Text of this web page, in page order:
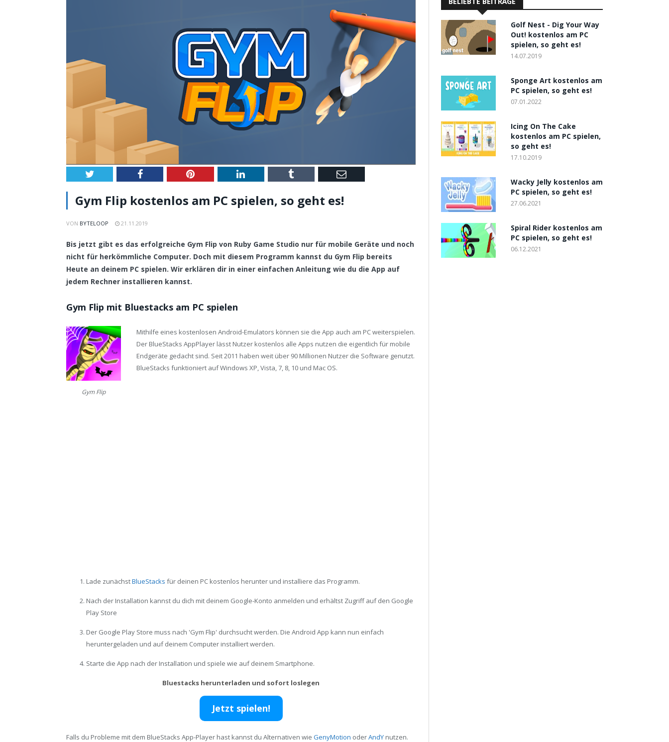
Twitter Facebook Pinterest LinkedIn Tumblr Email
Gym Flip kostenlos am PC spielen, so geht es!
VON BYTELOOP 21.11.2019
Bis jetzt gibt es das erfolgreiche Gym Flip von Ruby Game Studio nur für mobile Geräte und noch
nicht für herkömmliche Computer. Doch mit diesem Programm kannst du Gym Flip bereits
Heute an deinem PC spielen. Wir erklären dir in einer einfachen Anleitung wie du die App auf
jedem Rechner installieren kannst.
Gym Flip mit Bluestacks am PC spielen
Gym Flip
Mithilfe eines kostenlosen Android-Emulators können sie die App auch am PC weiterspielen.
Der BlueStacks AppPlayer lässt Nutzer kostenlos alle Apps nutzen die eigentlich für mobile
Endgeräte gedacht sind. Seit 2011 haben weit über 90 Millionen Nutzer die Software genutzt.
BlueStacks funktioniert auf Windows XP, Vista, 7, 8, 10 und Mac OS.
Lade zunächstBlueStacks für deinen PC kostenlos herunter und installiere das Programm.
Nach der Installation kannst du dich mit deinem Google-Konto anmelden und erhältst Zugriff auf den Google
Play Store
Der Google Play Store muss nach 'Gym Flip' durchsucht werden. Die Android App kann nun einfach
heruntergeladen und auf deinem Computer installiert werden.
Starte die App nach der Installation und spiele wie auf deinem Smartphone.
Bluestacks herunterladen und sofort loslegen
Jetzt spielen!
Falls du Probleme mit dem BlueStacks App-Player hast kannst du Alternativen wie GenyMotion oderAndY nutzen.
Golf Nest - Dig Your Way
Out! kostenlos am PC
spielen, so geht es!
14.07.2019
Sponge Art kostenlos am
PC spielen, so geht es!
07.01.2022
Icing On The Cake
kostenlos am PC spielen,
so geht es!
17.10.2019
Wacky Jelly kostenlos am
PC spielen, so geht es!
27.06.2021
Spiral Rider kostenlos am
PC spielen, so geht es!
06.12.2021